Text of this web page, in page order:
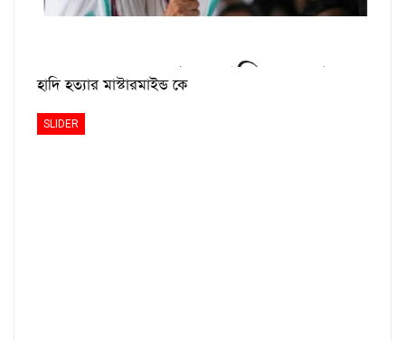
হাদি হত্যার মাস্টারমাইন্ড কে
SLIDER